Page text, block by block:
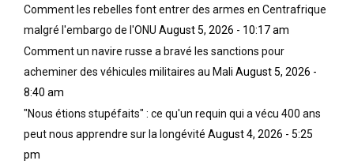
Comment les rebelles font entrer des armes en Centrafrique
malgré l'embargo de l'ONU August 5, 2026 - 10:17 am
Comment un navire russe a bravé les sanctions pour
acheminer des véhicules militaires au Mali August 5, 2026 -
8:40 am
"Nous étions stupéfaits" : ce qu'un requin qui a vécu 400 ans
peut nous apprendre sur la longévité August 4, 2026 - 5:25
pm